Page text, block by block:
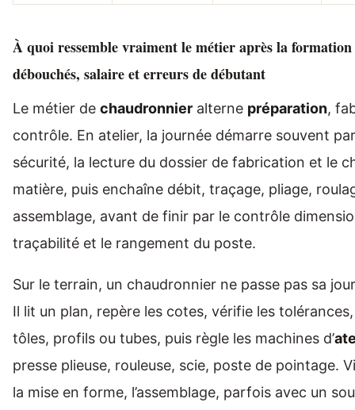
À quoi ressemble vraiment le métier après la
débouchés, salaire et erreurs de débutant
Le métier de chaudronnier alterne préparation,
contrôle. En atelier, la journée démarre souvent
sécurité, la lecture du dossier de fabrication et le
matière, puis enchaîne débit, traçage, pliage,
assemblage, avant de finir par le contrôle
traçabilité et le rangement du poste.
Sur le terrain, un chaudronnier ne passe pas sa
Il lit un plan, repère les cotes, vérifie les
tôles, profils ou tubes, puis règle les machines d’
presse plieuse, rouleuse, scie, poste de pointage.
la mise en forme, l’assemblage, parfois avec un